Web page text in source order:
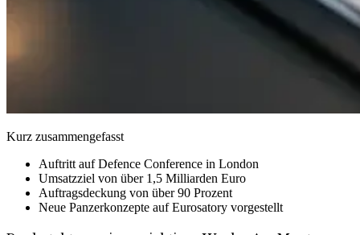
Kurz zusammengefasst
Auftritt auf Defence Conference in London
Umsatzziel von über 1,5 Milliarden Euro
Auftragsdeckung von über 90 Prozent
Neue Panzerkonzepte auf Eurosatory vorgestellt